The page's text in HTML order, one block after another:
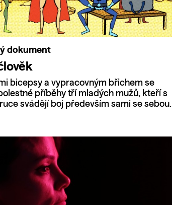
dokument
bicepsy a vypracovným břichem se
příběhy tří mladých mužů, kteří s
svádějí boj především sami se sebou.